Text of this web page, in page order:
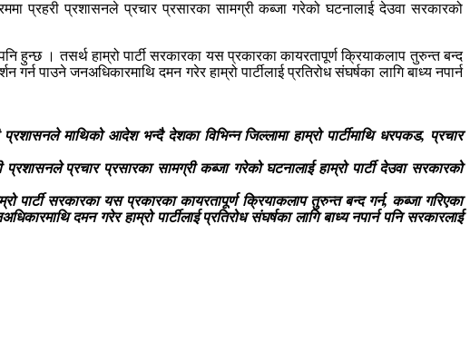
प्रहरी प्रशासनले प्रचार प्रसारका सामग्री कब्जा गरेको घटनालाई देउवा सरकारको
हुन्छ । तसर्थ हाम्रो पार्टी सरकारका यस प्रकारका कायरतापूर्ण क्रियाकलाप तुरुन्त बन्द
गर्न पाउने जनअधिकारमाथि दमन गरेर हाम्रो पार्टीलाई प्रतिरोध संघर्षका लागि बाध्य नपार्न
माथिको आदेश भन्दै देशका विभिन्न जिल्लामा हाम्रो पार्टीमाथि धरपकड, प्रचार
प्रचार प्रसारका सामग्री कब्जा गरेको घटनालाई हाम्रो पार्टी देउवा सरकारको
पार्टी सरकारका यस प्रकारका कायरतापूर्ण क्रियाकलाप तुरुन्त बन्द गर्न, कब्जा गरिएका
दमन गरेर हाम्रो पार्टीलाई प्रतिरोध संघर्षका लागि बाध्य नपार्न पनि सरकारलाई